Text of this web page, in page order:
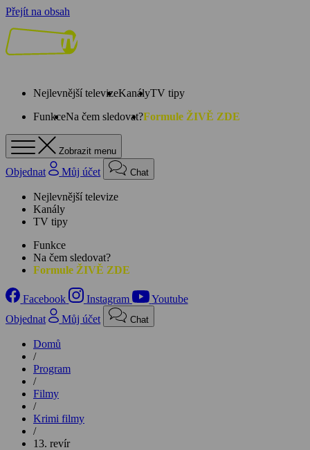
Přejít na obsah
Nejlevnější televizeKanályTV tipy
FunkceNa čem sledovat?Formule ŽIVĚ ZDE
Zobrazit menu
Objednat Můj účet Chat
Nejlevnější televize
Kanály
TV tipy
Funkce
Na čem sledovat?
Formule ŽIVĚ ZDE
Facebook Instagram
Youtube
Objednat
Můj účet Chat
Domů
/
Program
/
Filmy
/
Krimi filmy
/
13. revír